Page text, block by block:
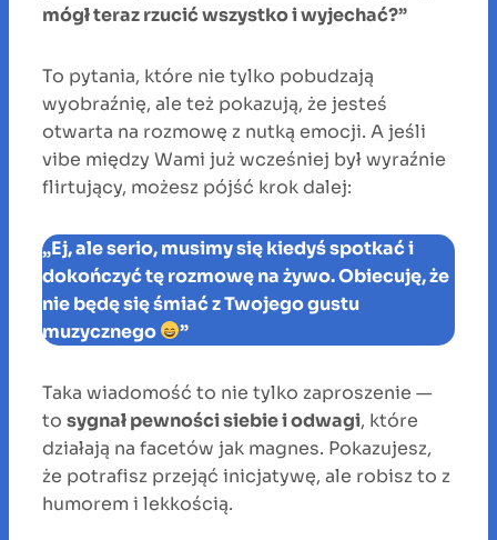
mógł teraz rzucić wszystko i wyjechać?”
To pytania, które nie tylko pobudzają
wyobraźnię, ale też pokazują, że jesteś
otwarta na rozmowę z nutką emocji. A jeśli
vibe między Wami już wcześniej był wyraźnie
flirtujący, możesz pójść krok dalej:
„Ej, ale serio, musimy się kiedyś spotkać i
dokończyć tę rozmowę na żywo. Obiecuję, że
nie będę się śmiać z Twojego gustu
muzycznego
”
Taka wiadomość to nie tylko zaproszenie —
to sygnał pewności siebie i odwagi, które
działają na facetów jak magnes. Pokazujesz,
że potrafisz przejąć inicjatywę, ale robisz to z
humorem i lekkością.